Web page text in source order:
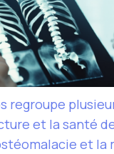
regroupe
et la santé
et la